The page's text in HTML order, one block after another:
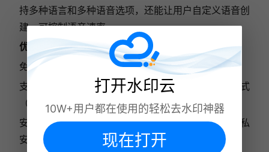
持多种语言和多种语音选项，还能让用户自定义语音创
建，可控制语音速率。
优势特点：
免费商用：100% 免费且可用于商业用途，无需注册。
支持 SSML TTS：允许用户通过设置暂停、音频格式
（如首字母缩写词、日期等）来自定义音频。
安全保障：所有音频在 24 小时内删除，保障用户隐私
安全。
打开水印云
10W+用户都在使用的轻松去水印神器
现在打开